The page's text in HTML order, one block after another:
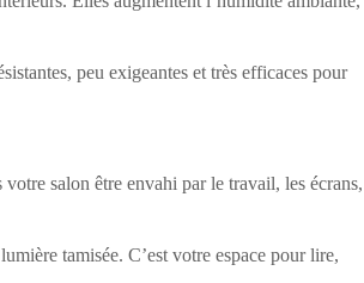
peu exigeantes et très efficaces pour
salon être envahi par le travail, les écrans,
tamisée. C’est votre espace pour lire,